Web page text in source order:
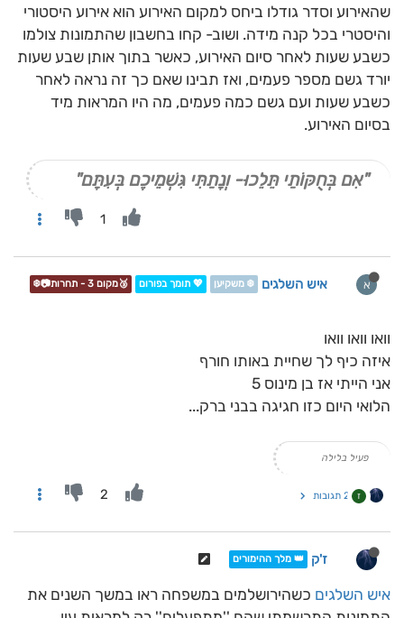
שהאירוע וסדר גודלו ביחס למקום האירוע הוא אירוע היסטורי
והיסטרי בכל קנה מידה. ושוב- קחו בחשבון שהתמונות צולמו
כשבע שעות לאחר סיום האירוע, כאשר בתוך אותן שבע שעות
יורד גשם מספר פעמים, ואז תבינו שאם כך זה נראה לאחר
כשבע שעות ועם גשם כמה פעמים, מה היו המראות מיד
בסיום האירוע.
"אִם בְּחֻקּוֹתַי תֵּלֵכוּ- וְנָתַתִּי גִּשְׁמֵיכֶם בְּעִתָּם"
1
א איש השלגים ❄️ משקיען 💖 תומך בפורום 🥉מקום 3 - תחרות📷❄️
וואו וואו וואו
איזה כיף לך שחיית באותו חורף
אני הייתי אז בן מינוס 5
הלואי היום כזו חגיגה בבני ברק...
פעיל בלילה
ז 2 תגובות 2
ז'ק 👑 מלך ההימורים
איש השלגים כשהירושלמים במשפחה ראו במשך השנים את